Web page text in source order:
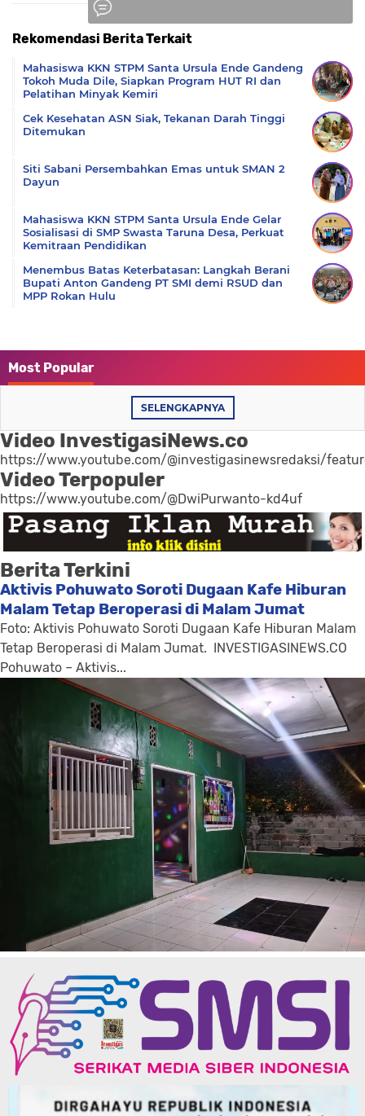
Rekomendasi Berita Terkait
Mahasiswa KKN STPM Santa Ursula Ende Gandeng
Tokoh Muda Dile, Siapkan Program HUT RI dan
Pelatihan Minyak Kemiri
Cek Kesehatan ASN Siak, Tekanan Darah Tinggi
Ditemukan
Siti Sabani Persembahkan Emas untuk SMAN 2
Dayun
Mahasiswa KKN STPM Santa Ursula Ende Gelar
Sosialisasi di SMP Swasta Taruna Desa, Perkuat
Kemitraan Pendidikan
Menembus Batas Keterbatasan: Langkah Berani
Bupati Anton Gandeng PT SMI demi RSUD dan
MPP Rokan Hulu
Most Popular
SELENGKAPNYA
Video InvestigasiNews.co
https://www.youtube.com/@investigasinewsredaksi/
Video Terpopuler
https://www.youtube.com/@DwiPurwanto-kd4uf
Berita Terkini
Aktivis Pohuwato Soroti Dugaan Kafe Hiburan
Malam Tetap Beroperasi di Malam Jumat
Foto: Aktivis Pohuwato Soroti Dugaan Kafe Hiburan Malam
Tetap Beroperasi di Malam Jumat. INVESTIGASINEWS.CO
Pohuwato – Aktivis...